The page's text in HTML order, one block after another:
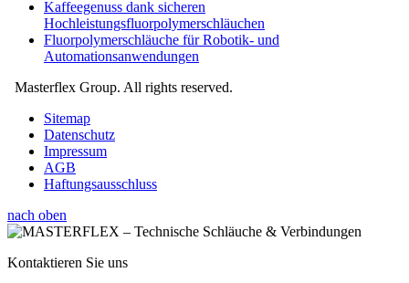
Kaffeegenuss dank sicheren
Hochleistungsfluorpolymerschläuchen
Fluorpolymerschläuche für Robotik- und
Automationsanwendungen
Masterflex Group. All rights reserved.
Sitemap
Datenschutz
Impressum
AGB
Haftungsausschluss
nach oben
Kontaktieren Sie uns